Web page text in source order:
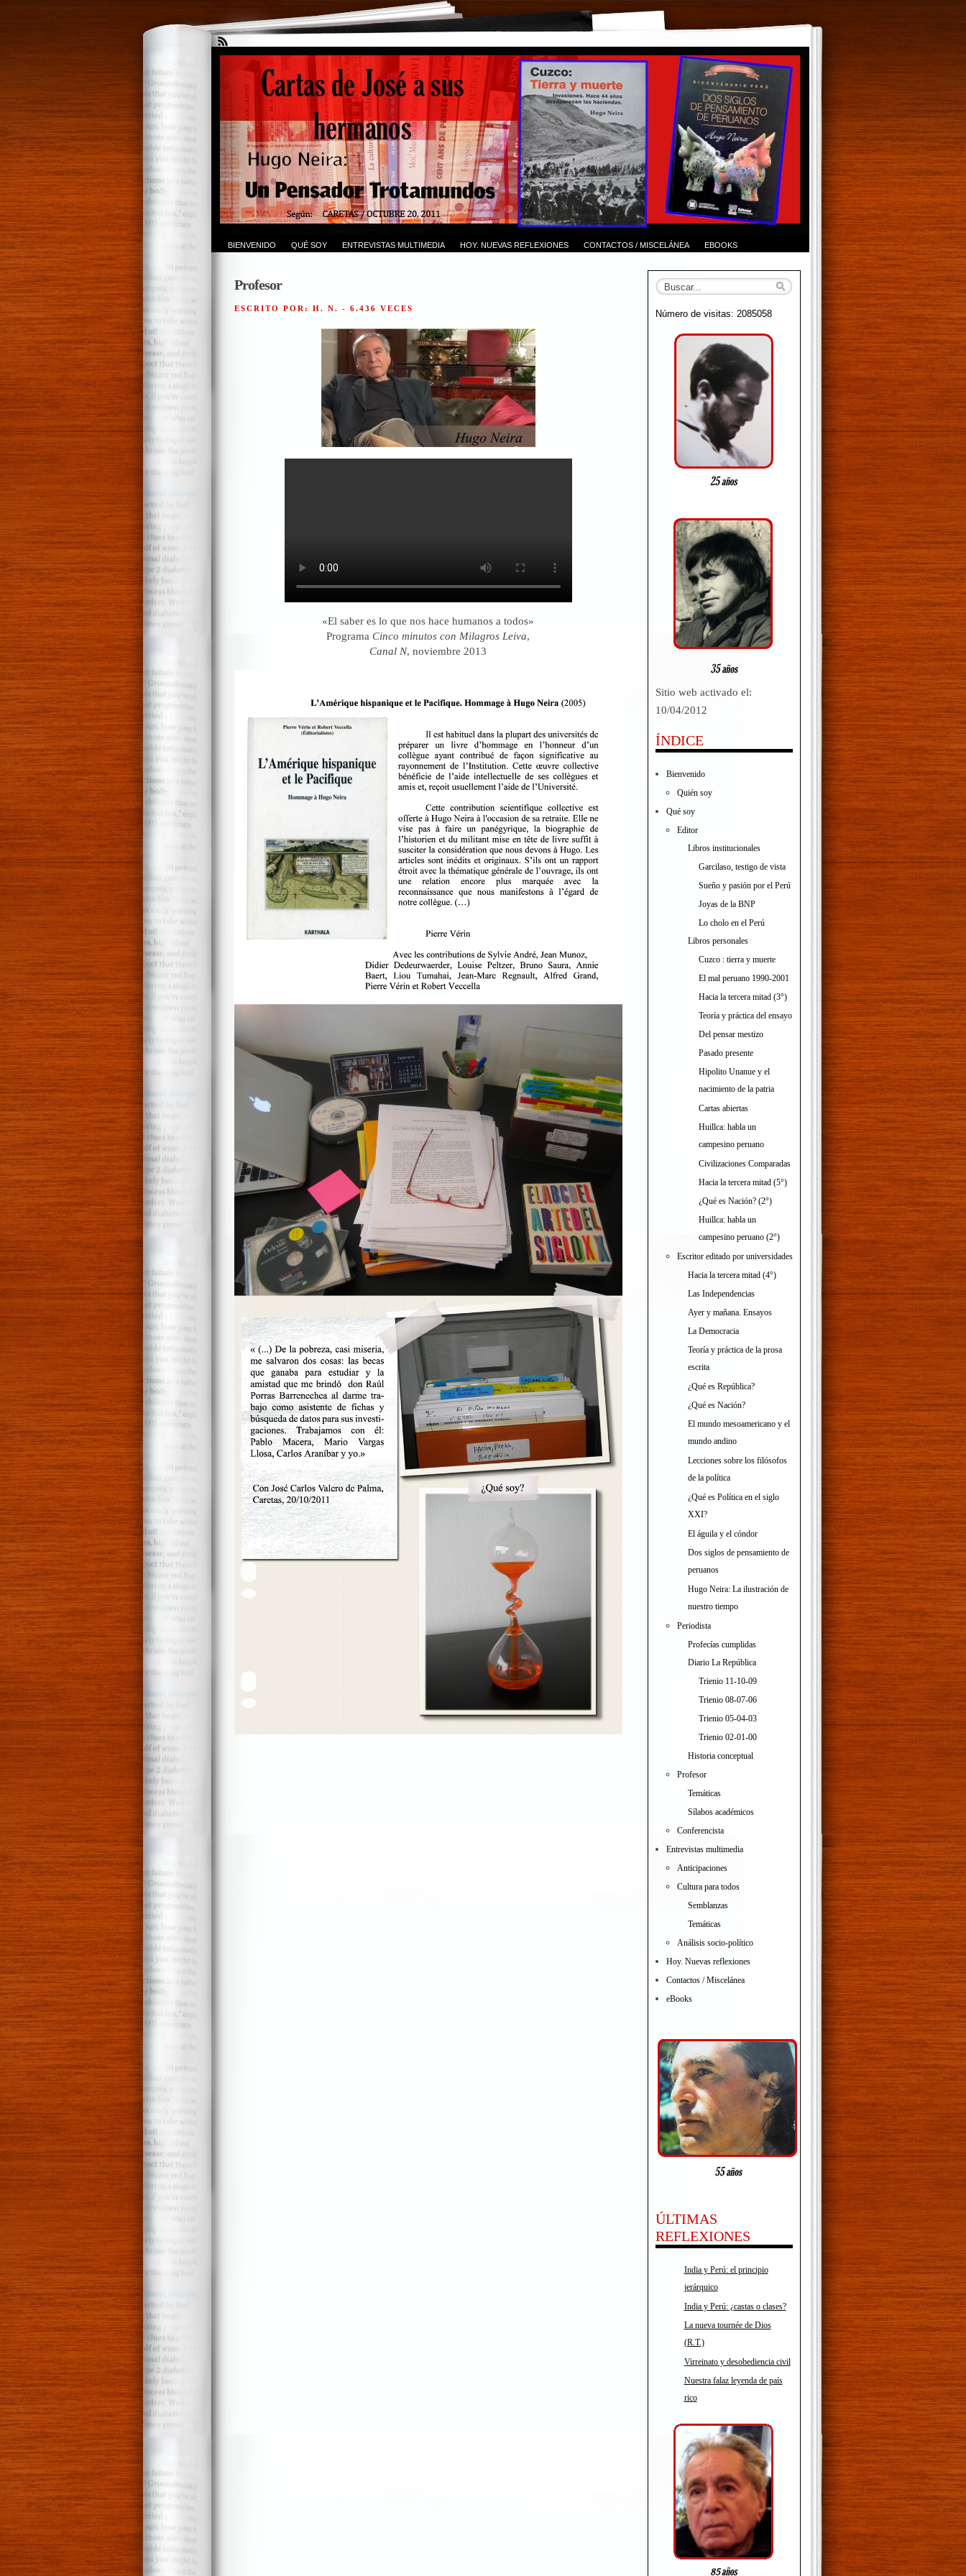
BIENVENIDO QUÉ SOY ENTREVISTAS MULTIMEDIA HOY. NUEVAS REFLEXIONES CONTACTOS / MISCELÁNEA EBOOKS
Profesor
ESCRITO POR: H. N. - 6.436 VECES
«El saber es lo que nos hace humanos a todos»
Programa Cinco minutos con Milagros Leiva,
Canal N, noviembre 2013
Número de visitas: 2085058
Sitio web activado el:
10/04/2012
ÍNDICE
Bienvenido
Quién soy
Qué soy
Editor
Libros institucionales
Garcilaso, testigo de vista
Sueño y pasión por el Perú
Joyas de la BNP
Lo cholo en el Perú
Libros personales
Cuzco : tierra y muerte
El mal peruano 1990-2001
Hacia la tercera mitad (3°)
Teoría y práctica del ensayo
Del pensar mestizo
Pasado presente
Hipolito Unanue y el
nacimiento de la patria
Cartas abiertas
Huillca: habla un
campesino peruano
Civilizaciones Comparadas
Hacia la tercera mitad (5°)
¿Qué es Nación? (2°)
Huillca: habla un
campesino peruano (2°)
Escritor editado por universidades
Hacia la tercera mitad (4°)
Las Independencias
Ayer y mañana. Ensayos
La Democracia
Teoría y práctica de la prosa
escrita
¿Qué es República?
¿Qué es Nación?
El mundo mesoamericano y el
mundo andino
Lecciones sobre los filósofos
de la política
¿Qué es Política en el siglo
XXI?
El águila y el cóndor
Dos siglos de pensamiento de
peruanos
Hugo Neira: La ilustración de
nuestro tiempo
Periodista
Profecías cumplidas
Diario La República
Trienio 11-10-09
Trienio 08-07-06
Trienio 05-04-03
Trienio 02-01-00
Historia conceptual
Profesor
Temáticas
Sílabos académicos
Conferencista
Entrevistas multimedia
Anticipaciones
Cultura para todos
Semblanzas
Temáticas
Análisis socio-político
Hoy. Nuevas reflexiones
Contactos / Miscelánea
eBooks
ÚLTIMAS
REFLEXIONES
India y Perú: el principio
jerárquico
India y Perú: ¿castas o clases?
La nueva tournée de Dios
(R.T.)
Virreinato y desobediencia civil
Nuestra falaz leyenda de país
rico